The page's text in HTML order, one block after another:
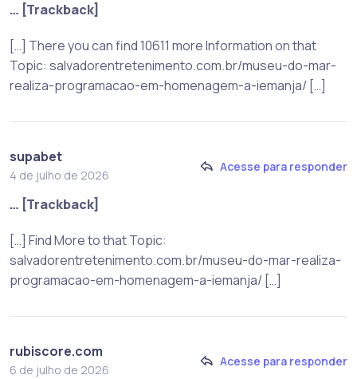
… [Trackback]
[…] There you can find 10611 more Information on that
Topic: salvadorentretenimento.com.br/museu-do-mar-
realiza-programacao-em-homenagem-a-iemanja/ […]
supabet
4 de julho de 2026
Acesse para responder
… [Trackback]
[…] Find More to that Topic:
salvadorentretenimento.com.br/museu-do-mar-realiza-
programacao-em-homenagem-a-iemanja/ […]
rubiscore.com
6 de julho de 2026
Acesse para responder